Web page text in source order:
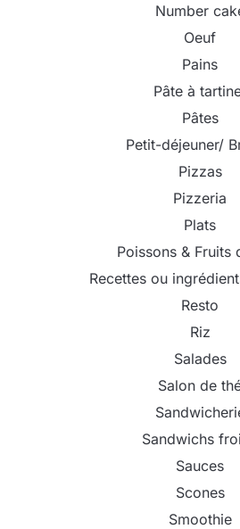
Number
Oeuf
Pains
Pâte à
Pâtes
Petit-déjeuner/
Pizzas
Pizzeria
Plats
Poissons & Fruits
Recettes ou
Resto
Riz
Salades
Salon de
Sandwichs
Sauces
Scones
Smoothie